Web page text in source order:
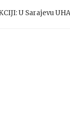
U Sarajevu